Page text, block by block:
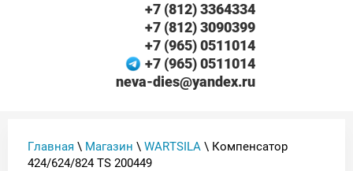
+7 (812) 3364334
+7 (812) 3090399
+7 (965) 0511014
+7 (965) 0511014
neva-dies@yandex.ru
Главная \ Магазин \ WARTSILA \ Компенсатор
424/624/824 TS 200449